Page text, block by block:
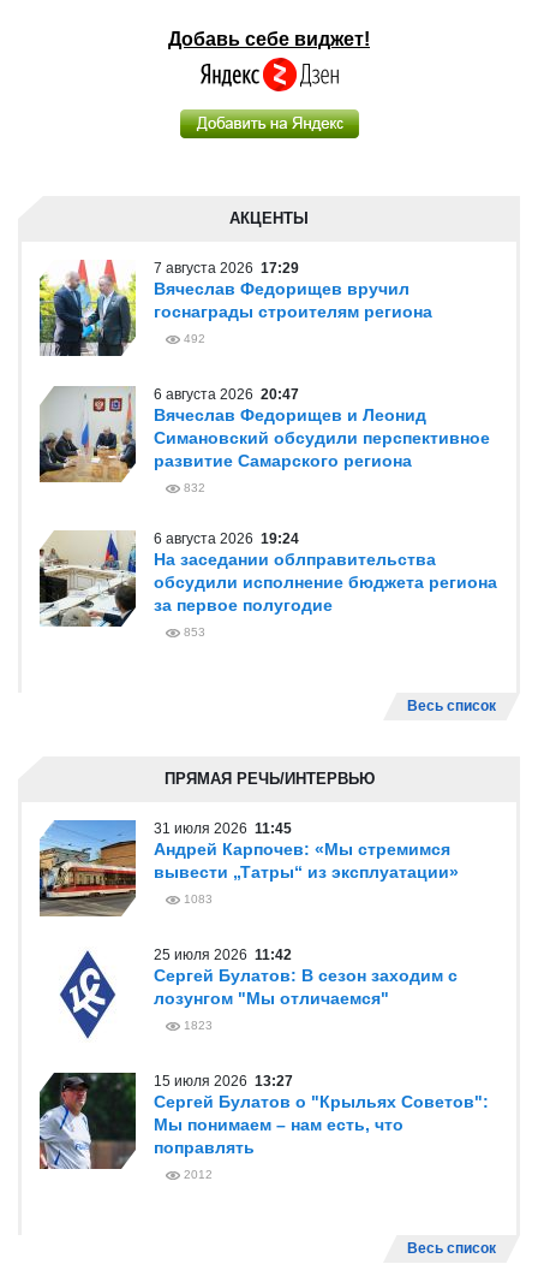
Добавь себе виджет!
АКЦЕНТЫ
7 августа 2026 17:29
Вячеслав Федорищев вручил
госнаграды строителям региона
492
6 августа 2026 20:47
Вячеслав Федорищев и Леонид
Симановский обсудили перспективное
развитие Самарского региона
832
6 августа 2026 19:24
На заседании облправительства
обсудили исполнение бюджета региона
за первое полугодие
853
Весь список
ПРЯМАЯ РЕЧЬ/ИНТЕРВЬЮ
31 июля 2026 11:45
Андрей Карпочев: «Мы стремимся
вывести „Татры“ из эксплуатации»
1083
25 июля 2026 11:42
Сергей Булатов: В сезон заходим с
лозунгом "Мы отличаемся"
1823
15 июля 2026 13:27
Сергей Булатов о "Крыльях Советов":
Мы понимаем – нам есть, что
поправлять
2012
Весь список